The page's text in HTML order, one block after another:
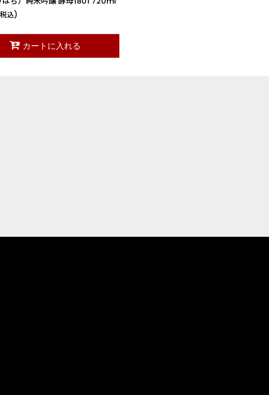
込)
カートに入れる